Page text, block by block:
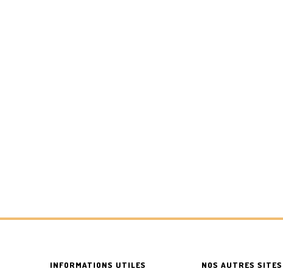
INFORMATIONS UTILES NOS AUTRES SITES